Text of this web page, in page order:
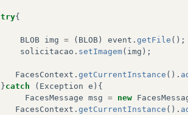
try{
BLOB img = ( BLOB ) event . getFile ();
solicitacao . setImagem( img );
FacesContext . getCurrentInstance ().
}catch ( Exception e ){
FacesMessage msg = new
FacesContext . getCurrentInstance ().